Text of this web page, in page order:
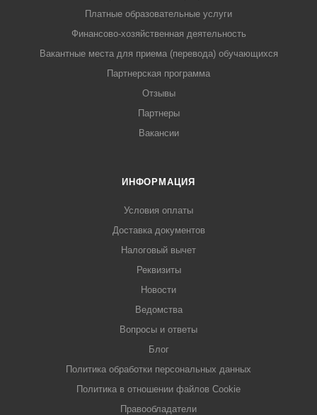
Платные образовательные услуги
Финансово-хозяйственная деятельность
Вакантные места для приема (перевода) обучающихся
Партнерская программа
Отзывы
Партнеры
Вакансии
ИНФОРМАЦИЯ
Условия оплаты
Доставка документов
Налоговый вычет
Реквизиты
Новости
Ведомства
Вопросы и ответы
Блог
Политика обработки персональных данных
Политика в отношении файлов Cookie
Правообладатели